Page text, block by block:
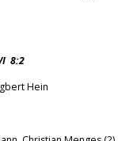
8:2
Hein